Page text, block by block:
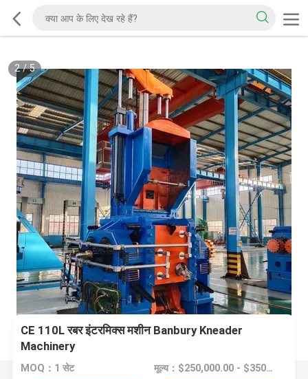
2/5
CE 110L रबर इंटरमिक्स मशीन Banbury Kneader
Machinery
MOQ：1 सेट मूल्य：$250,000.00 - $350,000.00/sets